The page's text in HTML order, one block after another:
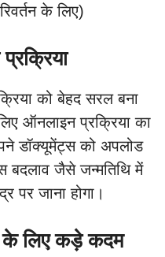
के लिए)
को बेहद सरल बना
ऑनलाइन प्रक्रिया का
डॉक्यूमेंट्स को अपलोड
जैसे जन्मतिथि में
जाना होगा।
के लिए कड़े कदम